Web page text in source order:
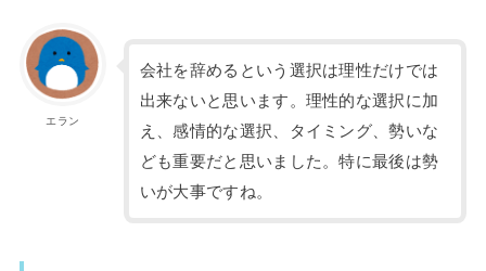
エラン
会社を辞めるという選択は理性だけでは
出来ないと思います。理性的な選択に加
え、感情的な選択、タイミング、勢いな
ども重要だと思いました。特に最後は勢
いが大事ですね。